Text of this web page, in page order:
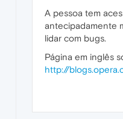
A pessoa tem
antecipadamente
lidar com bugs.
Página em inglês
http://